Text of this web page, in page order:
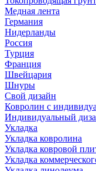
Медная лента
Германия
Нидерланды
Россия
Турция
Франция
Швейцария
Шнуры
Свой дизайн
Ковролин с
Индивидуальный
Укладка
Укладка ковролина
Укладка ковровой
Укладка